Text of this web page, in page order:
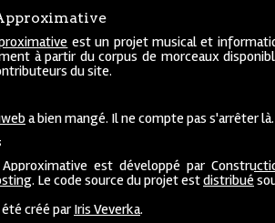
est un projet musical et
à partir du corpus de morceaux
du site.
a bien mangé. Il ne compte pas s'arrêter là.
Approximative est développé par
. Le code source du projet estdistribué
été créé parIris Veverka.